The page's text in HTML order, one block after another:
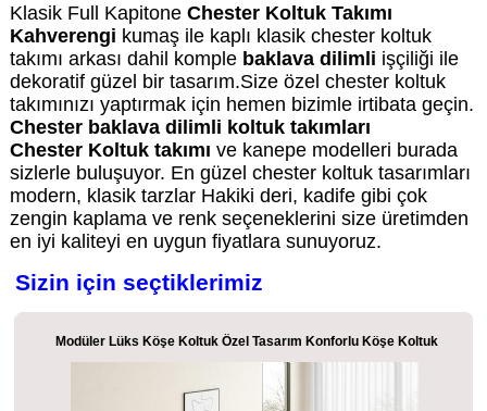
Klasik Full Kapitone Chester Koltuk Takımı
Kahverengi kumaş ile kaplı klasik chester koltuk
takımı arkası dahil komple baklava dilimli işçiliği ile
dekoratif güzel bir tasarım.Size özel chester koltuk
takımınızı yaptırmak için hemen bizimle irtibata geçin.
Chester baklava dilimli koltuk takımları
Chester Koltuk takımı ve kanepe modelleri burada
sizlerle buluşuyor. En güzel chester koltuk tasarımları
modern, klasik tarzlar Hakiki deri, kadife gibi çok
zengin kaplama ve renk seçeneklerini size üretimden
en iyi kaliteyi en uygun fiyatlara sunuyoruz.
Sizin için seçtiklerimiz
Modüler Lüks Köşe Koltuk Özel Tasarım Konforlu Köşe Koltuk